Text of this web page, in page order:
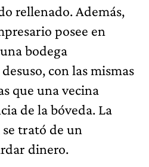
rellenado. Además,
posee en
bodega
con las mismas
que una vecina
de la bóveda. La
trató de un
dinero.